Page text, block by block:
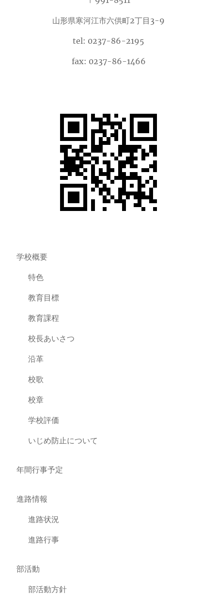
山形県寒河江市六供町2丁目3-9
tel: 0237-86-2195
fax: 0237-86-1466
学校概要
特色
教育目標
教育課程
校長あいさつ
沿革
校歌
校章
学校評価
いじめ防止について
年間行事予定
進路情報
進路状況
進路行事
部活動
部活動方針